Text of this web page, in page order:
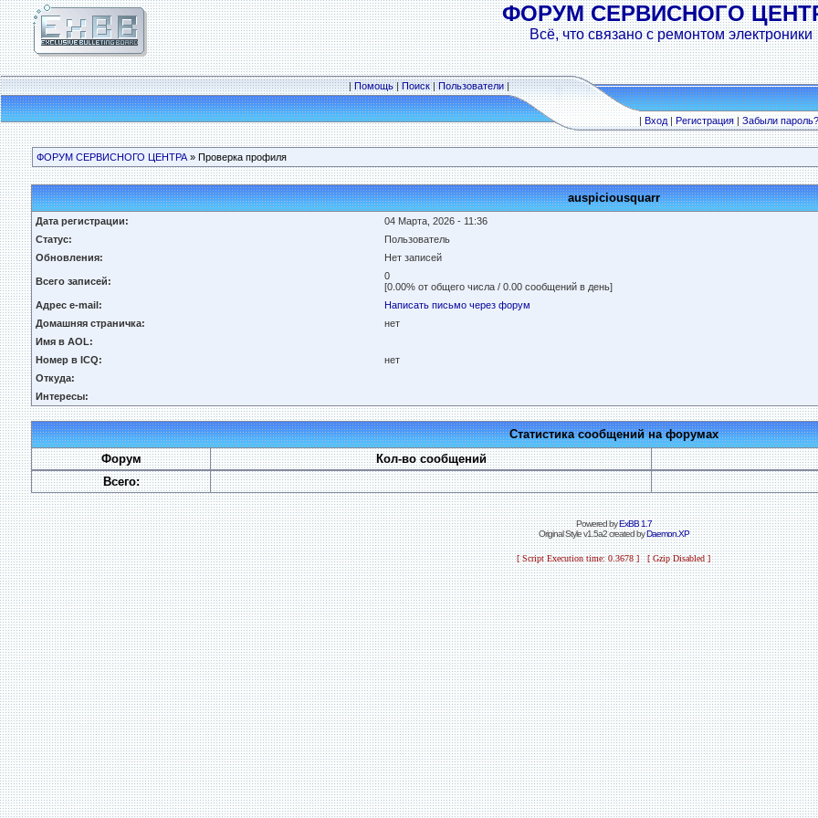
ФОРУМ СЕРВИСНОГО
Всё, что связано с ремонтом электроники
|Помощь|Поиск|Пользователи|
|Вход|Регистрация|Забыли пароль?
ФОРУМ СЕРВИСНОГО ЦЕНТРА » Проверка профиля
auspiciousquarr
Дата регистрации:
04 Марта, 2026 - 11:36
Статус:
Пользователь
Обновления:
Нет записей
Всего записей:
0
[0.00% от общего числа / 0.00 сообщений в день]
Адрес e-mail:
Написать письмо через форум
Домашняя страничка:
нет
Имя в AOL:
Номер в ICQ:
нет
Откуда:
Интересы:
Статистика сообщений на форумах
Форум
Кол-во сообщений
Всего:
Powered byExBB 1.7
Original Style v1.5a2 created byDaemon.XP
[ Script Execution time: 0.3678 ] [ Gzip Disabled ]